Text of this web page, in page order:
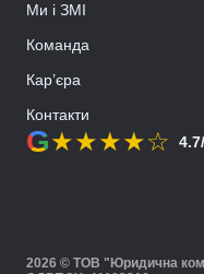
G★★★★☆
Ми і ЗМІ
Команда
Кар’єра
Контакти
2026 © ТОВ "Юридична